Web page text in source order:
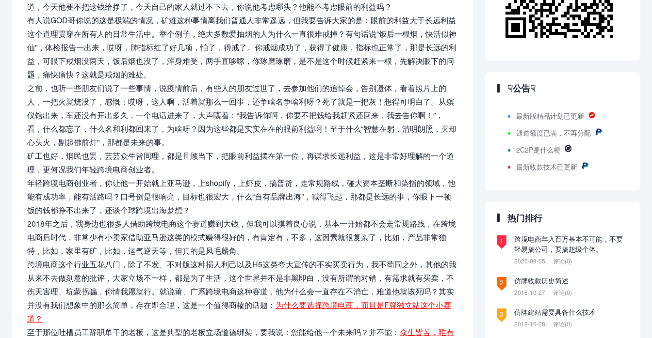
道，今天他要不把这钱给挣了，今天自己的家人就过不下去，你说他考虑哪头？他能不考虑眼前的利益吗？
有人说GOD哥你说的这是极端的情况，矿难这种事情离我们普通人非常遥远，但我要告诉大家的是：眼前的利益大于长远利益
这个道理贯穿在所有人的日常生活中。举个例子，绝大多数爱抽烟的人为什么一直很难戒掉？有句话说“饭后一根烟，快活似神
仙”，体检报告一出来，哎呀，肺指标红了好几项，怕了，得戒了。你戒烟成功了，获得了健康，指标也正常了，那是长远的利
益，可眼下戒烟没两天，饭后烟也没了，浑身难受，两手直哆嗦，你琢磨琢磨，是不是这个时候赶紧来一根，先解决眼下的问
题，痛快痛快？这就是戒烟的难处。
之前，也听一些朋友们说了一些事情，说疫情前后，有些人的朋友过世了，去参加他们的追悼会，告别遗体，看着照片上的
人，一把火就烧没了，感慨：哎呀，这人啊，活着就那么一回事，还争啥名争啥利呀？死了就是一把灰！想得可明白了。从殡
仪馆出来，车还没有开出多久，一个电话进来了，大声嚷着：“我告诉你啊，你要不把钱给我赶紧还回来，我去告你啊！”，
看，什么都忘了，什么名和利都回来了，为啥呀？因为这些都是实实在在的眼前利益啊！至于什么“智慧在躬，清明朗照，灭却
心头火，剔起佛前灯”，那都是未来的事。
矿工也好，烟民也罢，芸芸众生皆同理，都是且顾当下，把眼前利益摆在第一位，再谋求长远利益，这是非常好理解的一个道
理，更何况我们年轻跨境电商创业者。
年轻跨境电商创业者，你让他一开始就上亚马逊，上shopify，上虾皮，搞普货，走常规路线，碰大资本垄断和染指的领域，他
能有成功率，能有活路吗？口号倒是很响亮，目标也很宏大，什么“自有品牌出海”，喊得飞起，那都是长远的事，你眼下一顿
饭的钱都挣不出来了，还谈个球跨境出海梦想？
2018年之后，我身边也很多人借助跨境电商这个赛道赚到大钱，但我可以摸着良心说，基本一开始都不会走常规路线，在跨境
电商后时代，非常少有小卖家借助亚马逊这类的模式赚得很好的，有肯定有，不多，这因素就很复杂了，比如，产品非常独
特，比如，家里有矿，比如，运气逆天等，但真的是凤毛麟角。
跨境电商这个行业五花八门，除了不发、不对版这种损人利己以及H5这类夸大宣传的不实买卖行为，我不苟同之外，其他的我
从来不去做刻意的批评，大家立场不一样，都是为了生活，这个世界并不是非黑即白，没有所谓的对错，有需求就有买卖，不
伤天害理、坑蒙拐骗，你情我愿就行。就说莆、广系跨境电商这种赛道，他为什么会一直存在不消亡，难道他就该死吗？其实
并没有我们想象中的那么简单，存在即合理，这是一个值得商榷的话题： 为什么要选择跨境电商，而且是F牌独立站这个小赛
道？
至于那位吐槽员工辞职单干的老板，这是典型的老板立场道德绑架，要我说：您能给他一个未来吗？并不能： 众生皆苦，唯有
☟公告☟
最新版精品计划已更新
通道额度已满，不再分配
2C2P是什么梗
最新收款技术已更新
热门排行
1
跨境电商年入百万基本不可能，不要
轻易搞公司，要搞超级个体。
2026-08-05 评论(0)
2 仿牌收款历史简述
2018-10-27 评论(0)
3 仿牌建站需要具备什么技术
2018-10-28 评论(0)